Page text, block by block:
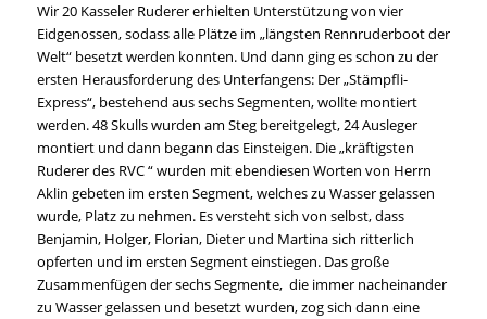
Wir 20 Kasseler Ruderer erhielten Unterstützung von vier
Eidgenossen, sodass alle Plätze im „längsten Rennruderboot der
Welt“ besetzt werden konnten. Und dann ging es schon zu der
ersten Herausforderung des Unterfangens: Der „Stämpfli-
Express“, bestehend aus sechs Segmenten, wollte montiert
werden. 48 Skulls wurden am Steg bereitgelegt, 24 Ausleger
montiert und dann begann das Einsteigen. Die „kräftigsten
Ruderer des RVC “ wurden mit ebendiesen Worten von Herrn
Aklin gebeten im ersten Segment, welches zu Wasser gelassen
wurde, Platz zu nehmen. Es versteht sich von selbst, dass
Benjamin, Holger, Florian, Dieter und Martina sich ritterlich
opferten und im ersten Segment einstiegen. Das große
Zusammenfügen der sechs Segmente, die immer nacheinander
zu Wasser gelassen und besetzt wurden, zog sich dann eine